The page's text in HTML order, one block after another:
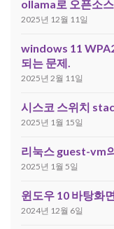
ollama로 오픈소
2025년 12월 11일
windows 11
되는 문제.
2025년 2월 11일
시스코 스위치
2025년 1월 15일
리눅스 guest-vm
2025년 1월 5일
윈도우 10 바탕화
2024년 12월 6일